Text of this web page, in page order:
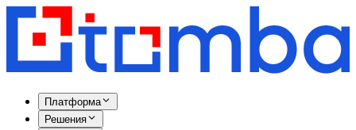
Платформа
Решения